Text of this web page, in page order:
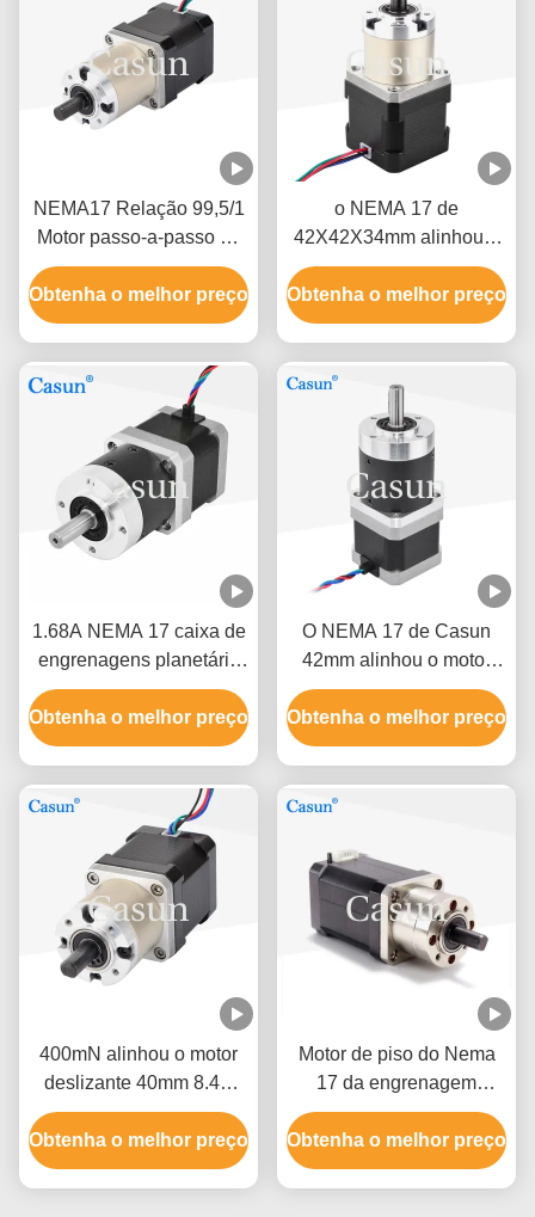
NEMA17 Relação 99,5/1
Motor passo-a-passo da
caixa de engrenagens
planetária 0,44mN.m
Para braço de robô CNC
Obtenha o melhor preço
o NEMA 17 de
42X42X34mm alinhou o
motor deslizante uma
versão bipolar ou
unipolar de 12 volts
Obtenha o melhor preço
1.68A NEMA 17 caixa de
engrenagens planetária
motor passo 10:1
17HS15-1684S-HG10
Obtenha o melhor preço
O NEMA 17 de Casun
42mm alinhou o motor
deslizante unipolar e
bipolar de motor
deslizante
Obtenha o melhor preço
400mN alinhou o motor
deslizante 40mm 8.4V
0.7A do Nema 17 do
motor deslizante
Obtenha o melhor preço
Motor de piso do Nema
17 da engrenagem
planetária de Casun para
a maquinaria de alimento
Obtenha o melhor preço